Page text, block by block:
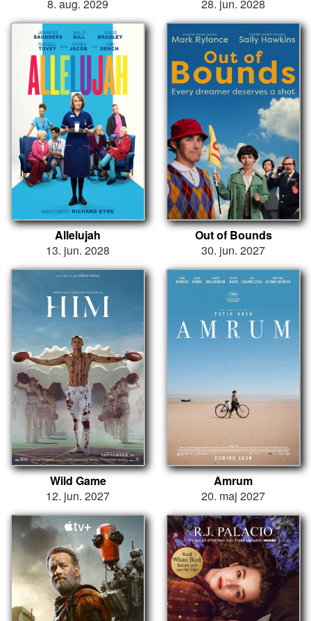
8. aug. 2029
28. jun. 2028
Allelujah
13. jun. 2028
Out of Bounds
30. jun. 2027
Wild Game
12. jun. 2027
Amrum
20. maj 2027